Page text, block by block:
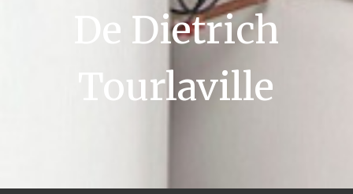
De Dietrich
Tourlaville